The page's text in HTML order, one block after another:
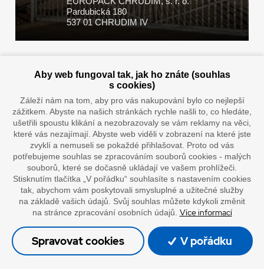
Pardubická 180
537 01 CHRUDIM IV
Doprava vaším oblíbeným dopravcem
”Lepíme s jistotou”
© Oficiální stránky společnosti Europack
Aby web fungoval tak, jak ho znáte (souhlas
s cookies)
Záleží nám na tom, aby pro vás nakupování bylo co nejlepší
zážitkem. Abyste na našich stránkách rychle našli to, co hledáte,
ušetřili spoustu klikání a nezobrazovaly se vám reklamy na věci,
které vás nezajímají. Abyste web viděli v zobrazení na které jste
zvyklí a nemuseli se pokaždé přihlašovat. Proto od vás
potřebujeme souhlas se zpracováním souborů cookies - malých
souborů, které se dočasně ukládají ve vašem prohlížeči.
Stisknutím tlačítka „V pořádku“ souhlasíte s nastavením cookies
tak, abychom vám poskytovali smysluplné a užitečné služby
na základě vašich údajů. Svůj souhlas můžete kdykoli změnit
na stránce zpracování osobních údajů. Více informací
Spravovat cookies V pořádku